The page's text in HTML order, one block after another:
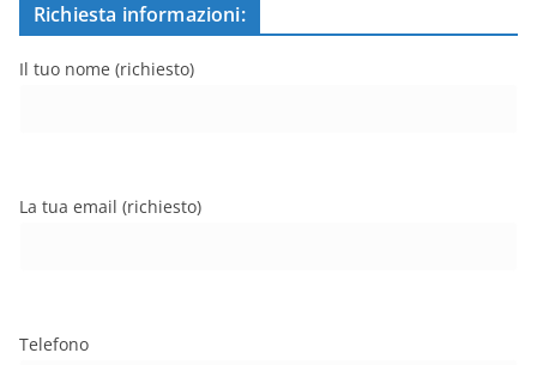
Richiesta informazioni:
Il tuo nome (richiesto)
La tua email (richiesto)
Telefono